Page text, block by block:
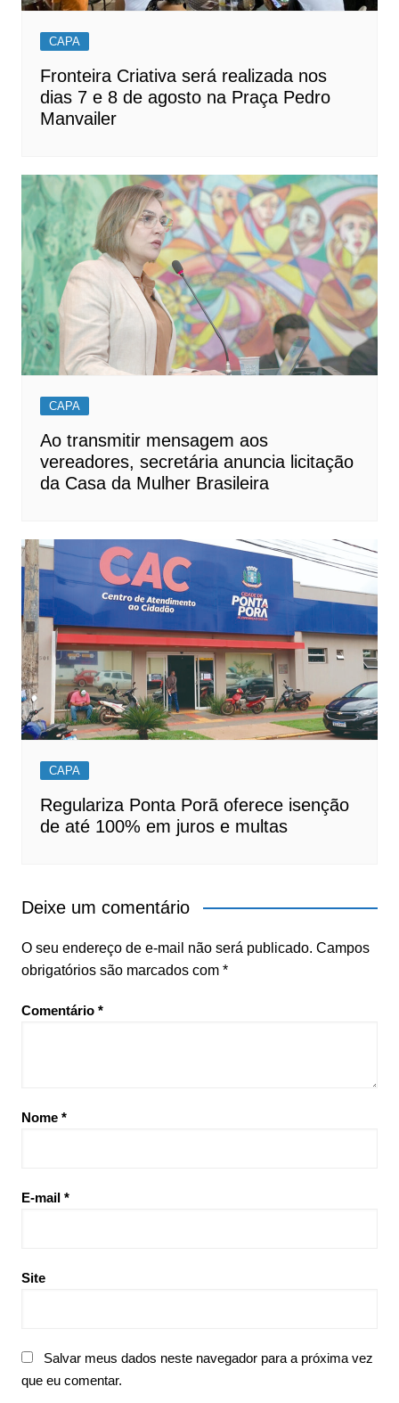
CAPA
Fronteira Criativa será realizada nos
dias 7 e 8 de agosto na Praça Pedro
Manvailer
CAPA
Ao transmitir mensagem aos
vereadores, secretária anuncia licitação
da Casa da Mulher Brasileira
CAPA
Regulariza Ponta Porã oferece isenção
de até 100% em juros e multas
Deixe um comentário
O seu endereço de e-mail não será publicado. Campos
obrigatórios são marcados com *
Comentário *
Nome *
E-mail *
Site
Salvar meus dados neste navegador para a próxima vez
que eu comentar.